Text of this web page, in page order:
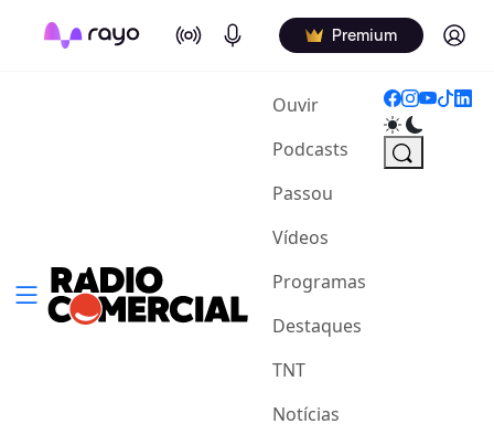
On Air Podcasts Premium Log in
Ouvir(current)
Podcasts
Passou
Vídeos
Programas
Destaques
TNT
Notícias